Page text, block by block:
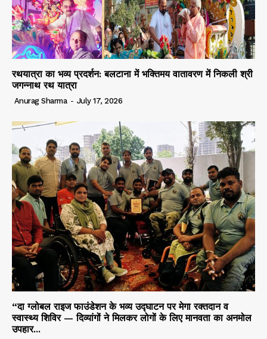
रथयात्रा का भव्य प्रदर्शन: बलटाना में भक्तिमय वातावरण में निकली श्री
जगन्नाथ रथ यात्रा
Anurag Sharma - July 17, 2026
“दा ग्लोबल राइज फाउंडेशन के भव्य उद्घाटन पर मेगा रक्तदान व
स्वास्थ्य शिविर — दिव्यांगों ने मिलकर लोगों के लिए मानवता का अनमोल
उपहार...